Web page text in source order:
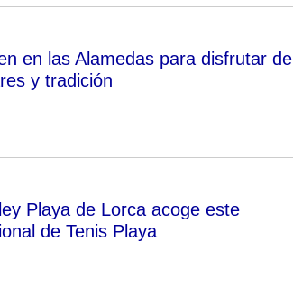
en las Alamedas para disfrutar de
y tradición
Playa de Lorca acoge este
de Tenis Playa